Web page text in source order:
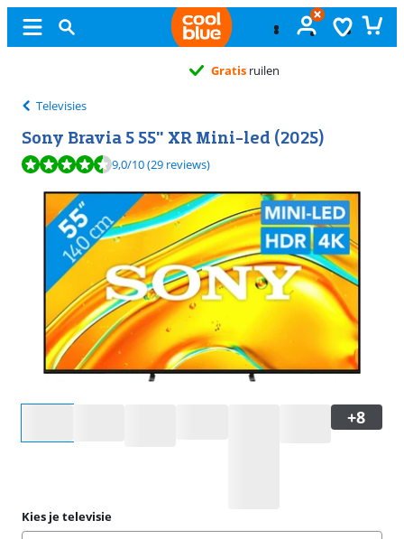
Gratisruilen
Televisies
Sony Bravia 5 55" XR Mini-led (2025)
Beoordeling is 9,0 van de 10, gebaseerd op 29 reviews.
9,0/10(29 reviews)
Kies je televisie